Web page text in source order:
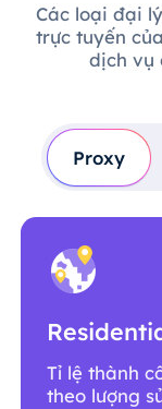
Các loại đại
trực tuyến
dịch vụ
Proxy
Tỉ lệ thành
theo lượng